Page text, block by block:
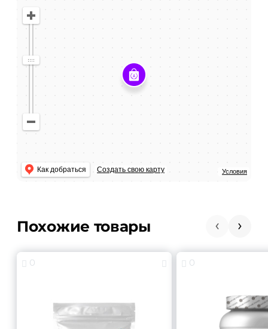
Условия
Как добраться Создать свою карту
Похожие товары
0 0